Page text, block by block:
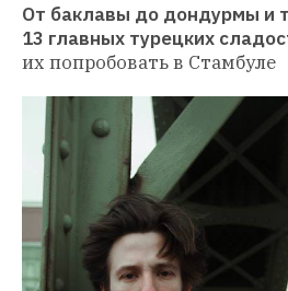
От баклавы до дондурмы и
13 главных турецких
их попробовать в Стамбуле